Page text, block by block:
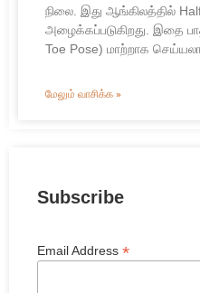
நிலை. இது ஆங்கிலத்தில்
அழைக்கப்படுகிறது. இதை
Toe Pose) மாற்றாக
மேலும் வாசிக்க »
Subscribe
Email Address *